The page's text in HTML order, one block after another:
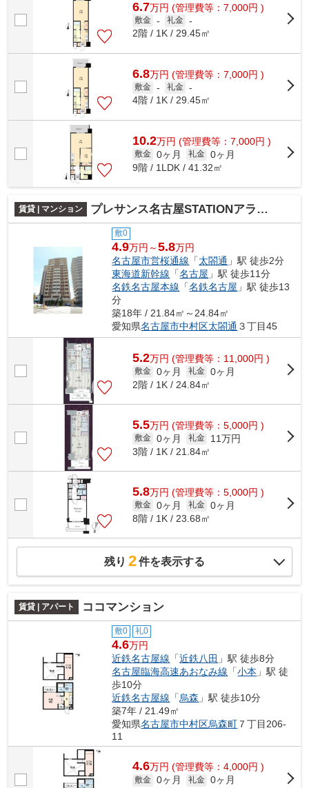
6.7万円 (管理費等：7,000円 )
敷金 - 礼金 -
2階 / 1K / 29.45㎡
6.8万円 (管理費等：7,000円 )
敷金 - 礼金 -
4階 / 1K / 29.45㎡
10.2万円 (管理費等：7,000円 )
敷金 0ヶ月 礼金 0ヶ月
9階 / 1LDK / 41.32㎡
賃貸 | マンション プレサンス名古屋STATIONアライブ
敷0
4.9万円～5.8万円
名古屋市営桜通線 「太閤通 」駅 徒歩2分
東海道新幹線 「名古屋 」駅 徒歩11分
名鉄名古屋本線 「名鉄名古屋 」駅 徒歩13
分
築18年 / 21.84㎡～24.84㎡
愛知県名古屋市中村区太閤通 ３丁目45
5.2万円 (管理費等：11,000円 )
敷金 0ヶ月 礼金 0ヶ月
2階 / 1K / 24.84㎡
5.5万円 (管理費等：5,000円 )
敷金 0ヶ月 礼金
11万円
3階 / 1K / 21.84㎡
5.8万円 (管理費等：5,000円 )
敷金 0ヶ月 礼金 0ヶ月
8階 / 1K / 23.68㎡
残り 2件を表示する
賃貸 | アパート ココマンション
敷0 礼0
4.6万円
近鉄名古屋線 「近鉄八田 」駅 徒歩8分
名古屋臨海高速あおなみ線 「小本 」駅 徒
歩10分
近鉄名古屋線 「烏森 」駅 徒歩10分
築7年 / 21.49㎡
愛知県名古屋市中村区烏森町 ７丁目206-
11
4.6万円 (管理費等：4,000円 )
敷金 0ヶ月 礼金 0ヶ月